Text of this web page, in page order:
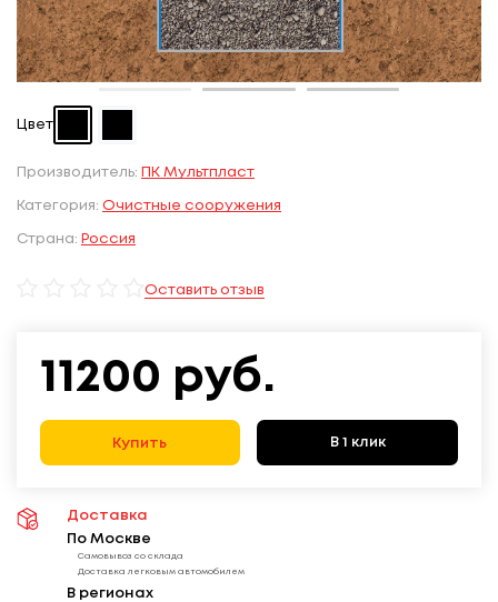
Цвет
Производитель: ПК Мультпласт
Категория: Очистные сооружения
Страна: Россия
Оставить отзыв
11200 руб.
Купить В 1 клик
Доставка
По Москве
Самовывоз со склада
Доставка легковым автомобилем
В регионах